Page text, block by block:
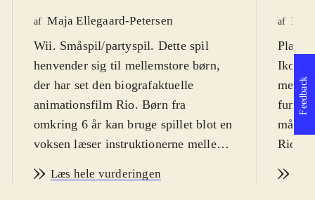
af Maja Ellegaard-Petersen
Wii. Småspil/partyspil. Dette spil
henvender sig til mellemstore børn,
der har set den biografaktuelle
animationsfilm Rio. Børn fra
omkring 6 år kan bruge spillet blot en
voksen læser instruktionerne mellem
engelsk. Der er tre sværhedsgrader:
Læs hele vurderingen
af
Ikon
meget
Rio er
og
Feedback